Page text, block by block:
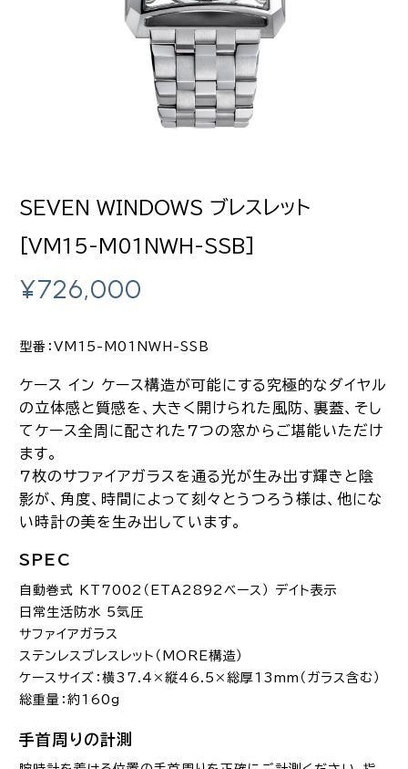
SEVEN WINDOWS ブレスレット
[VM15-M01NWH-SSB]
¥726,000
型番：VM15-M01NWH-SSB
ケース イン ケース構造が可能にする究極的なダイヤル
の立体感と質感を、大きく開けられた風防、裏蓋、そし
てケース全周に配された7つの窓からご堪能いただけ
ます。
7枚のサファイアガラスを通る光が生み出す輝きと陰
影が、角度、時間によって刻々とうつろう様は、他にな
い時計の美を生み出しています。
SPEC
自動巻式 KT7002（ETA2892ベース） デイト表示
日常生活防水 5気圧
サファイアガラス
ステンレスブレスレット（MORE構造）
ケースサイズ：横37.4×縦46.5×総厚13mm（ガラス含む）
総重量：約160g
手首周りの計測